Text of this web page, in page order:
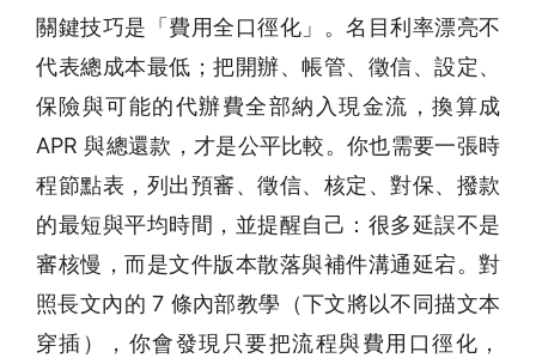
關鍵技巧是「費用全口徑化」。名目利率漂亮不
代表總成本最低；把開辦、帳管、徵信、設定、
保險與可能的代辦費全部納入現金流，換算成
APR 與總還款，才是公平比較。你也需要一張時
程節點表，列出預審、徵信、核定、對保、撥款
的最短與平均時間，並提醒自己：很多延誤不是
審核慢，而是文件版本散落與補件溝通延宕。對
照長文內的 7 條內部教學（下文將以不同描文本
穿插），你會發現只要把流程與費用口徑化，